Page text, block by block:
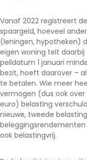
Vanaf 2022 registreert
spaargeld, hoeveel
(leningen, hypotheken)
eigen woning telt
peildatum 1 januari
bezit, hoeft daarover –
te betalen. Wie meer
vermogen (dus ook
euro) belasting
nieuwe, tweede
ook belastingvrij.